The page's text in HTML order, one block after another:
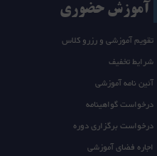
آموزش حضوری
تقویم آموزشی و رزرو کلاس
شرایط تخفیف
آئین نامه آموزشی
درخواست گواهینامه
درخواست برگزاری دوره
اجاره فضای آموزشی